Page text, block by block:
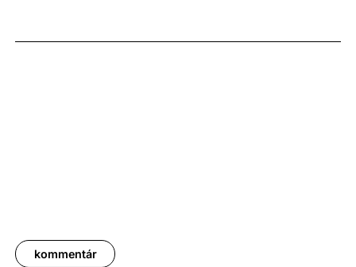
százalékkal, míg az előző negyedévhez képest 0,4
kommentár